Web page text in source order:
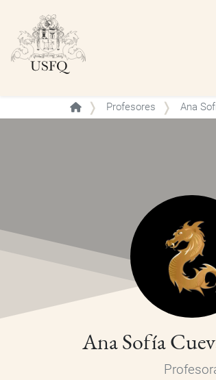
Profesores Ana
Ana Sofía